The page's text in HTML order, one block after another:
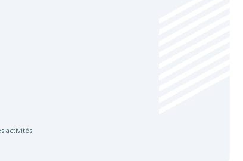
activités.